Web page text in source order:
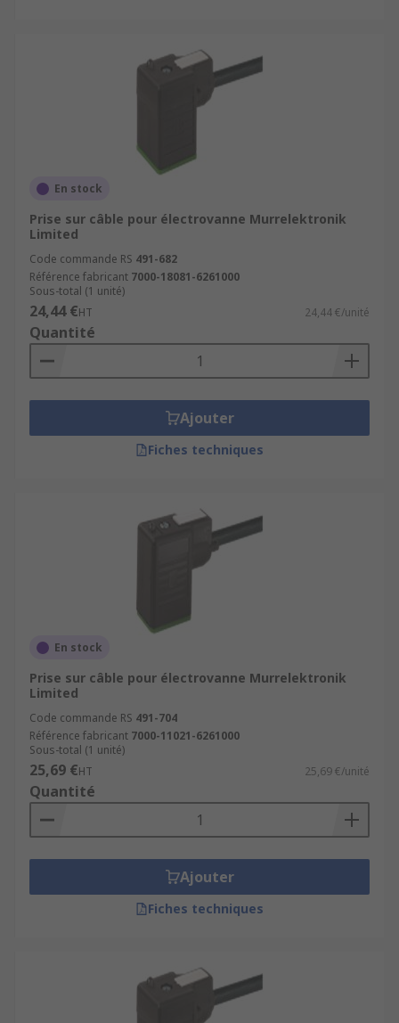
En stock
Prise sur câble pour électrovanne Murrelektronik
Limited
Code commande RS 491-682
Référence fabricant 7000-18081-6261000
Sous-total (1 unité)
24,44 €HT 24,44 €/unité
Quantité
Ajouter
Fiches techniques
En stock
Prise sur câble pour électrovanne Murrelektronik
Limited
Code commande RS 491-704
Référence fabricant 7000-11021-6261000
Sous-total (1 unité)
25,69 €HT 25,69 €/unité
Quantité
Ajouter
Fiches techniques